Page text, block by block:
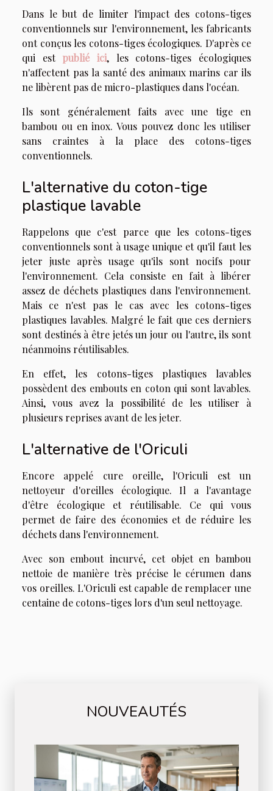
Dans le but de limiter l'impact des cotons-tiges
conventionnels sur l'environnement, les fabricants
ont conçus les cotons-tiges écologiques. D'après ce
qui est publié ici, les cotons-tiges écologiques
n'affectent pas la santé des animaux marins car ils
ne libèrent pas de micro-plastiques dans l'océan.
Ils sont généralement faits avec une tige en
bambou ou en inox. Vous pouvez donc les utiliser
sans craintes à la place des cotons-tiges
conventionnels.
L'alternative du coton-tige
plastique lavable
Rappelons que c'est parce que les cotons-tiges
conventionnels sont à usage unique et qu'il faut les
jeter juste après usage qu'ils sont nocifs pour
l'environnement. Cela consiste en fait à libérer
assez de déchets plastiques dans l'environnement.
Mais ce n'est pas le cas avec les cotons-tiges
plastiques lavables. Malgré le fait que ces derniers
sont destinés à être jetés un jour ou l'autre, ils sont
néanmoins réutilisables.
En effet, les cotons-tiges plastiques lavables
possèdent des embouts en coton qui sont lavables.
Ainsi, vous avez la possibilité de les utiliser à
plusieurs reprises avant de les jeter.
L'alternative de l'Oriculi
Encore appelé cure oreille, l'Oriculi est un
nettoyeur d'oreilles écologique. Il a l'avantage
d'être écologique et réutilisable. Ce qui vous
permet de faire des économies et de réduire les
déchets dans l'environnement.
Avec son embout incurvé, cet objet en bambou
nettoie de manière très précise le cérumen dans
vos oreilles. L'Oriculi est capable de remplacer une
centaine de cotons-tiges lors d'un seul nettoyage.
NOUVEAUTÉS